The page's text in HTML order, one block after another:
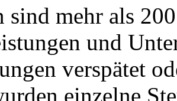
sind mehr als
und
verspätet
einzelne